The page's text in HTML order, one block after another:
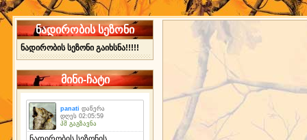
ნადირობის სეზონი
ნადირობის სეზონი გაიხსნა!!!!!
მინი-ჩატი